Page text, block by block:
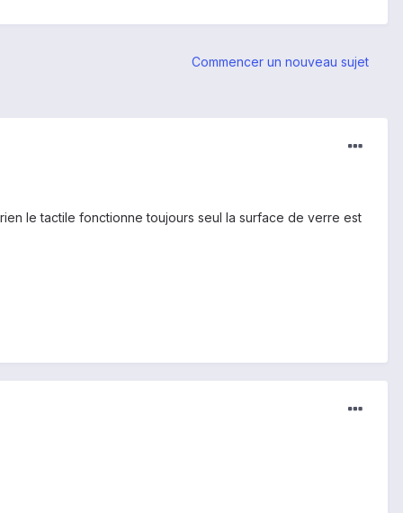
Commencer un nouveau sujet
le tactile fonctionne toujours seul la surface de verre est